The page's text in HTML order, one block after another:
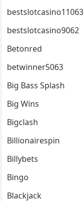
bestslotcasino11063
bestslotcasino9062
Betonred
betwinner5063
Big Bass Splash
Big Wins
Bigclash
Billionairespin
Billybets
Bingo
Blackjack